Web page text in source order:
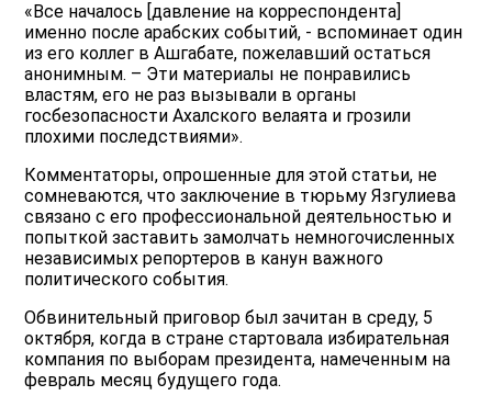
«Все началось [давление на корреспондента]
именно после арабских событий, - вспоминает один
из его коллег в Ашгабате, пожелавший остаться
анонимным. – Эти материалы не понравились
властям, его не раз вызывали в органы
госбезопасности Ахалского велаята и грозили
плохими последствиями».
Комментаторы, опрошенные для этой статьи, не
сомневаются, что заключение в тюрьму Язгулиева
связано с его профессиональной деятельностью и
попыткой заставить замолчать немногочисленных
независимых репортеров в канун важного
политического события.
Обвинительный приговор был зачитан в среду, 5
октября, когда в стране стартовала избирательная
компания по выборам президента, намеченным на
февраль месяц будущего года.